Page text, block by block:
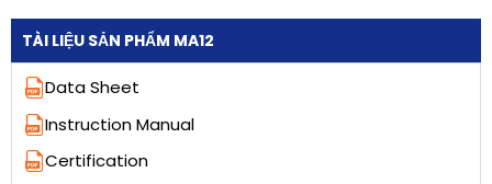
TÀI LIỆU SẢN PHẨM MA12
Data Sheet
Instruction Manual
Certification